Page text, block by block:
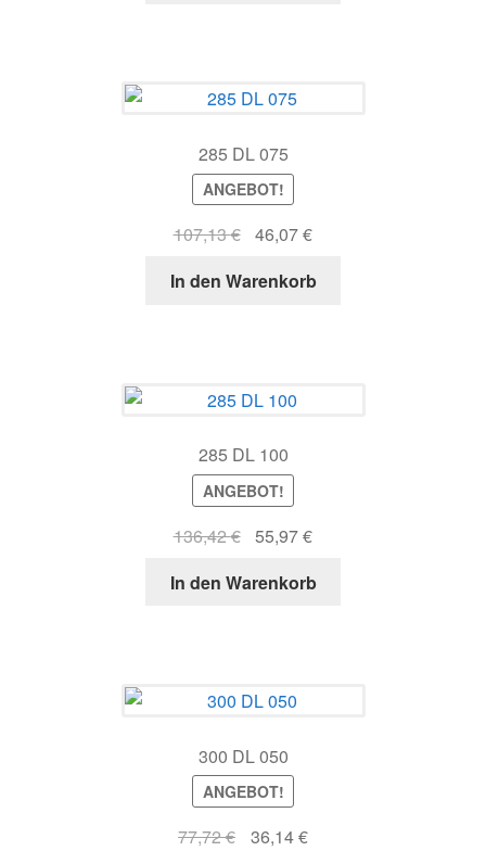
285 DL 075
ANGEBOT!
107,13€ Ursprünglicher
war:
46,07€Aktueller
ist:
In den Warenkorb
285 DL 100
ANGEBOT!
136,42€ Ursprünglicher
war:
55,97€Aktueller
ist:
In den Warenkorb
300 DL 050
ANGEBOT!
77,72€
Ursprünglicher
36,14€Aktueller